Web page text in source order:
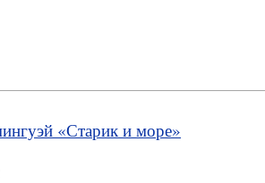
«Старик и море»